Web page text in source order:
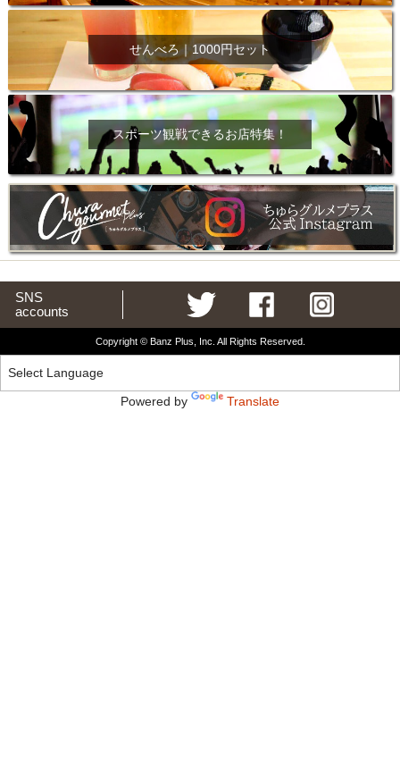
せんべろ｜1000円セット
スポーツ観戦できるお店特集！
SNS
accounts
Copyright © Banz Plus, Inc. All Rights Reserved.
Powered by Translate